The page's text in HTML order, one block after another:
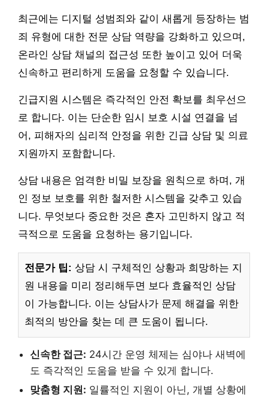
최근에는 디지털 성범죄와 같이 새롭게 등장하는 범
죄 유형에 대한 전문 상담 역량을 강화하고 있으며,
온라인 상담 채널의 접근성 또한 높이고 있어 더욱
신속하고 편리하게 도움을 요청할 수 있습니다.
긴급지원 시스템은 즉각적인 안전 확보를 최우선으
로 합니다. 이는 단순한 임시 보호 시설 연결을 넘
어, 피해자의 심리적 안정을 위한 긴급 상담 및 의료
지원까지 포함합니다.
상담 내용은 엄격한 비밀 보장을 원칙으로 하며, 개
인 정보 보호를 위한 철저한 시스템을 갖추고 있습
니다. 무엇보다 중요한 것은 혼자 고민하지 않고 적
극적으로 도움을 요청하는 용기입니다.
전문가 팁: 상담 시 구체적인 상황과 희망하는 지
원 내용을 미리 정리해두면 보다 효율적인 상담
이 가능합니다. 이는 상담사가 문제 해결을 위한
최적의 방안을 찾는 데 큰 도움이 됩니다.
신속한 접근: 24시간 운영 체제는 심야나 새벽에
도 즉각적인 도움을 받을 수 있게 합니다.
맞춤형 지원: 일률적인 지원이 아닌, 개별 상황에